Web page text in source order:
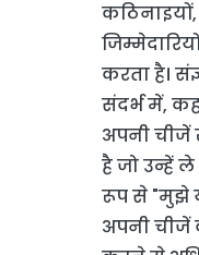
करता है।
संदर्भ में,
अपनी चीजें
है जो उन्हें ले
रूप से "मुझे
अपनी चीजें